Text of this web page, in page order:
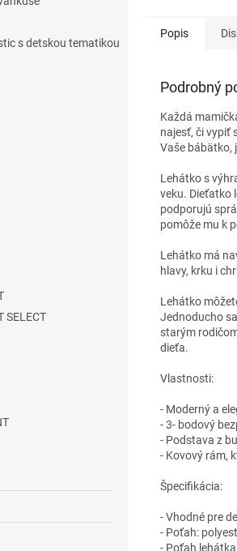
s detskou tematikou
SELECT
Popis
Podrobný
Každá
najesť, či vypiť
Vaše bábätko,
Lehátko s
veku. Dieťatko
podporujú
pomôže mu k
Lehátko má
hlavy, krku i
Lehátko
Jednoducho
starým
dieťa.
Vlastnosti:
- Moderný a
- 3- bodový
- Podstava z
- Kovový rám,
Špecifikácia:
- Vhodné pre
- Poťah:
- Poťah